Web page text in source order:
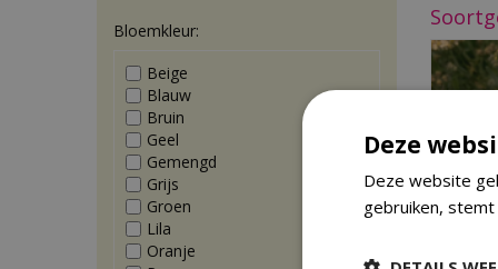
December
Bloemkleur:
Beige
Blauw
Bruin
Geel
Gemengd
Grijs
Groen
Lila
Oranje
Deze
Deze website
gebruiken,